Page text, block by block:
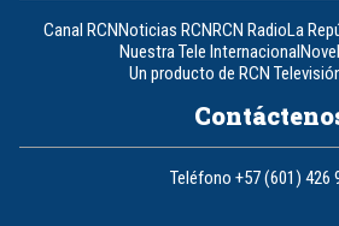
Canal RCNNoticias RCNRCN RadioLa
Nuestra Tele Internacional
Un producto de RCN
Teléfono +57 (601) 426